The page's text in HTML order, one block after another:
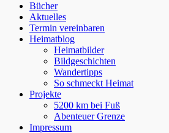
Bücher
Aktuelles
Termin vereinbaren
Heimatblog
Heimatbilder
Bildgeschichten
Wandertipps
So schmeckt Heimat
Projekte
5200 km bei Fuß
Abenteuer Grenze
Impressum